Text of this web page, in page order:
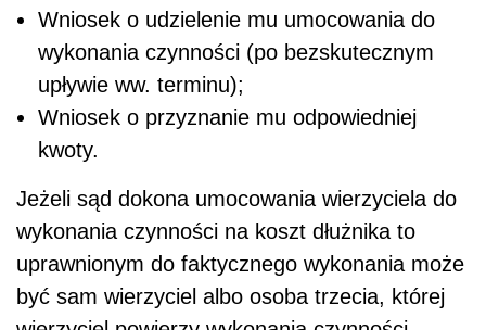
Wniosek o udzielenie mu umocowania do
wykonania czynności (po bezskutecznym
upływie ww. terminu);
Wniosek o przyznanie mu odpowiedniej
kwoty.
Jeżeli sąd dokona umocowania wierzyciela do
wykonania czynności na koszt dłużnika to
uprawnionym do faktycznego wykonania może
być sam wierzyciel albo osoba trzecia, której